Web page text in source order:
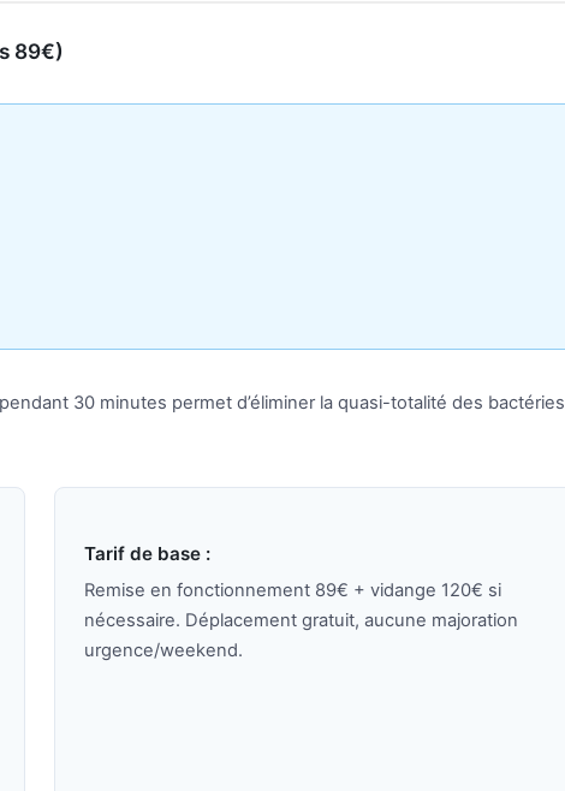
89€)
30 minutes permet d’éliminer la quasi-totalité des bactéries
Tarif de base :
Remise en fonctionnement 89€ + vidange 120€ si
nécessaire. Déplacement gratuit, aucune majoration
urgence/weekend.